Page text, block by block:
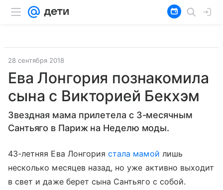
28 сентября 2018
Ева Лонгория познакомила
сына с Викторией Бекхэм
Звездная мама прилетела с 3-месячным
Сантьяго в Париж на Неделю моды.
43-летняя Ева Лонгориястала мамой лишь
несколько месяцев назад, но уже активно выходит
в свет и даже берет сына Сантьяго с собой.